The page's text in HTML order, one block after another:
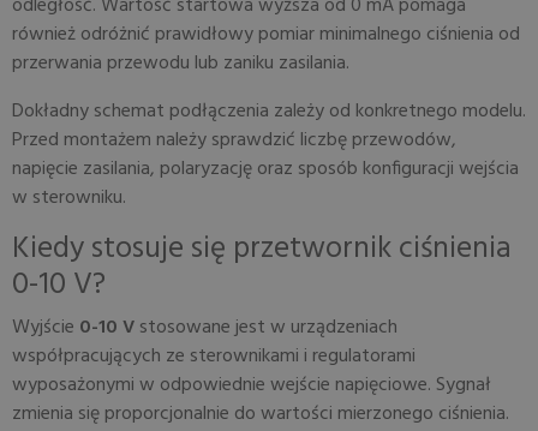
również odróżnić prawidłowy pomiar minimalnego ciśnienia od
przerwania przewodu lub zaniku zasilania.
Dokładny schemat podłączenia zależy od konkretnego modelu.
Przed montażem należy sprawdzić liczbę przewodów,
napięcie zasilania, polaryzację oraz sposób konfiguracji wejścia
w sterowniku.
Kiedy stosuje się przetwornik ciśnienia
0-10 V?
Wyjście 0-10 Vstosowane jest w urządzeniach
współpracujących ze sterownikami i regulatorami
wyposażonymi w odpowiednie wejście napięciowe. Sygnał
zmienia się proporcjonalnie do wartości mierzonego ciśnienia.